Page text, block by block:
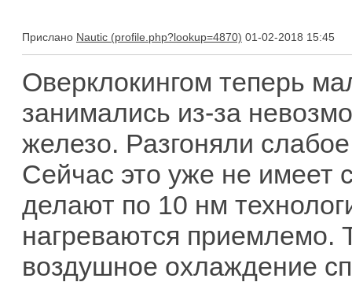
Прислано Nautic 01-02-2018 15:45
Оверклокингом теперь
занимались из-за
железо. Разгоняли
Сейчас это уже не имеет
делают по 10 нм
нагреваются приемлемо.
воздушное охлаждение